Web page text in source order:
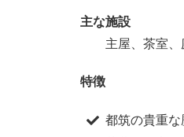
主な施設
主屋、茶室
特徴
都筑の貴重